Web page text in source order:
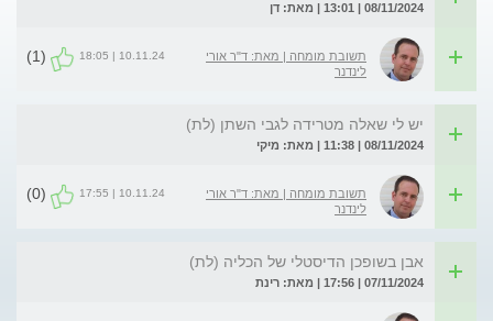
08/11/2024 | 13:01 | מאת: דן
תשובת מומחה | מאת: ד"ר אורי
לינדנר
10.11.24 | 18:05
(1)
יש לי שאלה מטרידה לגבי השתן (לת)
08/11/2024 | 11:38 | מאת: מיקי
תשובת מומחה | מאת: ד"ר אורי
לינדנר
10.11.24 | 17:55
(0)
אבן בשופכן הדיסטלי של הכליה (לת)
07/11/2024 | 17:56 | מאת: רינת